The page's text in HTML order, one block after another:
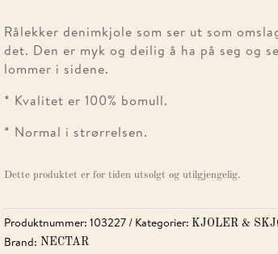
Rålekker denimkjole som ser ut som
det. Den er myk og deilig å ha på seg og
lommer i sidene.
* Kvalitet er 100% bomull.
* Normal i strørrelsen.
Dette produktet er for tiden utsolgt og utilgjengelig.
Produktnummer: 103227 Kategorier: KJOLER &
Brand: NECTAR